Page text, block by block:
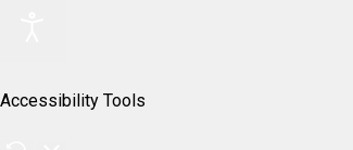
Accessibility Tools